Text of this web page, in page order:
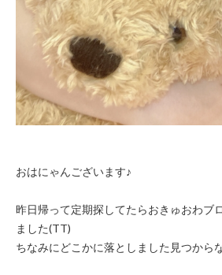
おはにゃんございます♪
昨日帰って定期探してたらおきゅおわブ
ました(TT)
ちなみにどこかに落としました見つから